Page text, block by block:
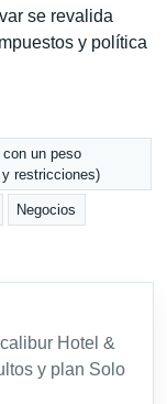
se revalida
y política
un peso
restricciones)
Negocios
Hotel &
y plan Solo